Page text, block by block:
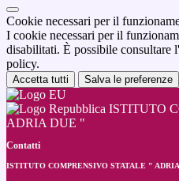
Cookie necessari per il
I cookie necessari per il
disabilitati. È possibile consultare
policy.
Accetta tutti Salva le preferenze
ISTITUTO
ADRIA DUE "
Contatti
ISTITUTO COMPRENSIVO STATALE "